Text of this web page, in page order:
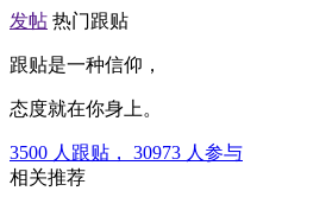
发帖 热门跟贴
跟贴是一种信仰，
态度就在你身上。
3500 人跟贴， 30973 人参与
相关推荐